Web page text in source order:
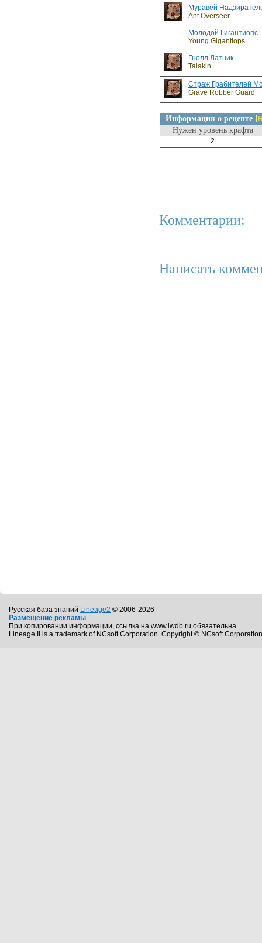
Муравей
Ant Overseer
-
Молодой Гигантиопс
Young Gigantiops
Гнолл Латник
Talakin
Страж Грабителей
Grave Robber Guard
Информация о рецепте [
Нужен уровень крафта
2
Комментарии:
Написать
Русская база знаний Lineage2 © 2006-2026
Размещение рекламы
При копировании информации, ссылка на www.lwdb.ru обязательна.
Lineage II is a trademark of NCsoft Corporation. Copyright © NCsoft